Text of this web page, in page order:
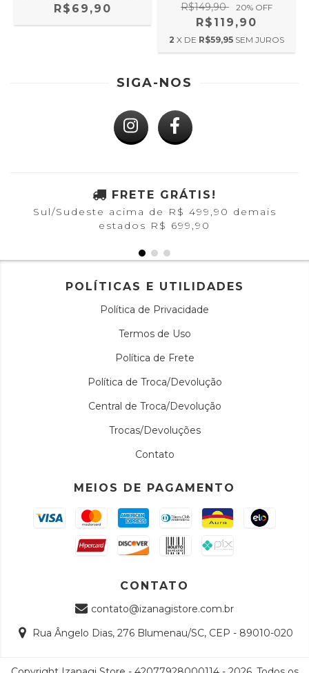
R$69,90 R$149,90 20% OFF
R$119,90
2 X DE R$59,95 SEM JUROS
SIGA-NOS
FRETE GRÁTIS!
Sul/Sudeste acima de R$ 499,90 demais
estados R$ 699,90
POLÍTICAS E UTILIDADES
Política de Privacidade
Termos de Uso
Política de Frete
Política de Troca/Devolução
Central de Troca/Devolução
Trocas/Devoluções
Contato
MEIOS DE PAGAMENTO
CONTATO
contato@izanagistore.com.br
Rua Ângelo Dias, 276 Blumenau/SC, CEP - 89010-020